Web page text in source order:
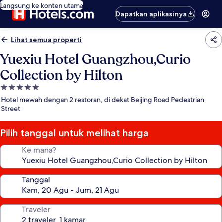
Langsung ke konten utama
Dapatkan aplikasinya
Lihat semua properti
Yuexiu Hotel Guangzhou,Curio
Collection by Hilton
Properti
bintang
5.0
Hotel mewah dengan 2 restoran, di dekat Beijing Road Pedestrian
Street
Pilih tanggal untuk melihat harga
Ke mana?
Tanggal
Traveler